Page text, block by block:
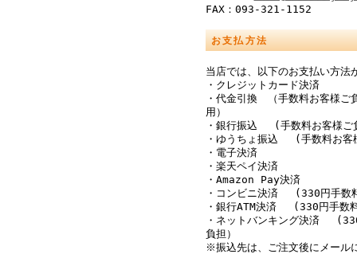
FAX：093-321-1152
お支払方法
当店では、以下のお支払い方法
・クレジットカード決済
・代金引換 （手数料お客様ご
用）
・銀行振込 (手数料お客様ご
・ゆうちょ振込 (手数料お客
・電子決済
・楽天ペイ決済
・Amazon Pay決済
・コンビニ決済 (330円手数
・銀行ATM決済 (330円手数
・ネットバンキング決済
負担）
※振込先は、ご注文後にメール